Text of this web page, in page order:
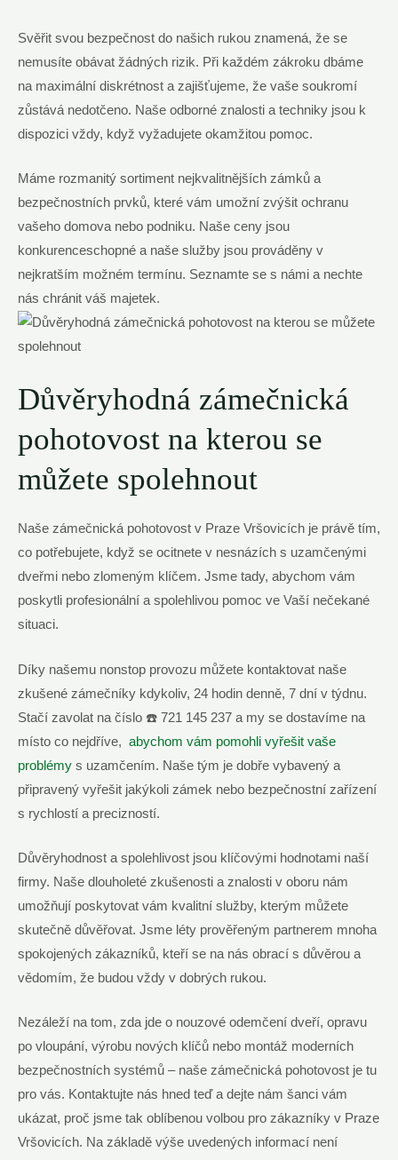
Svěřit svou bezpečnost do našich rukou znamená, že se
nemusíte obávat žádných⁣ rizik. Při každém zákroku dbáme
na maximální diskrétnost a zajišťujeme, že vaše‌ soukromí
zůstává nedotčeno.​ Naše odborné znalosti a ⁤techniky jsou k
dispozici vždy, když vyžadujete okamžitou‌ pomoc.
Máme⁤ rozmanitý sortiment nejkvalitnějších zámků a
bezpečnostních prvků, které vám umožní zvýšit ochranu
vašeho⁤ domova‌ nebo podniku. Naše ceny jsou
konkurenceschopné a naše služby jsou‍ prováděny⁣ v
nejkratším možném termínu. Seznamte ​se‌ s námi a nechte
⁤nás ⁣chránit váš majetek.
Důvěryhodná zámečnická
pohotovost na kterou ‌se
můžete spolehnout
Naše‌ zámečnická pohotovost v Praze⁣ Vršovicích je právě tím,​
co potřebujete, když se ocitnete v nesnázích s uzamčenými
dveřmi nebo zlomeným klíčem. Jsme tady, abychom vám
poskytli ‍profesionální a spolehlivou pomoc ve‍ Vaší nečekané​
situaci.
Díky našemu nonstop provozu můžete‌ kontaktovat ‍naše
zkušené zámečníky kdykoliv, 24 hodin ‌denně,⁢ 7 dní v‍ týdnu.
Stačí zavolat na číslo⁣ ☎️‍ 721 145​ 237 a my⁤ se dostavíme na
místo co nejdříve, ⁢ abychom vám pomohli vyřešit vaše
problémy s uzamčením. Naše tým je dobře vybavený a‍
připravený vyřešit ​jakýkoli ‌zámek nebo bezpečnostní zařízení
⁤s rychlostí ⁢a precizností.
Důvěryhodnost a spolehlivost jsou klíčovými​ hodnotami naší
‍firmy. Naše dlouholeté zkušenosti a​ znalosti v oboru nám
umožňují​ poskytovat vám ⁣kvalitní služby, kterým můžete
skutečně důvěřovat. ​Jsme léty⁢ prověřeným partnerem mnoha‌
spokojených zákazníků, kteří se na nás obrací ⁤s⁤ důvěrou a
vědomím, že budou vždy v⁤ dobrých rukou.
Nezáleží na tom, zda jde o⁣ nouzové odemčení dveří, opravu
po vloupání, výrobu ​nových klíčů nebo‌ montáž moderních
bezpečnostních‍ systémů – ⁣naše zámečnická⁢ pohotovost je ‍tu‌
pro vás. Kontaktujte‌ nás hned ‍teď a ​dejte nám šanci vám⁣
ukázat, proč jsme tak oblíbenou volbou pro zákazníky v Praze
Vršovicích. Na základě výše uvedených⁢ informací není